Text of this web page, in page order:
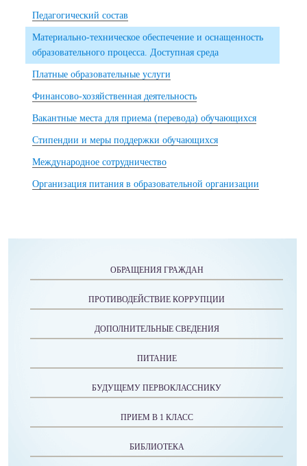
Педагогический состав
Материально-техническое обеспечение и оснащенность
образовательного процесса. Доступная среда
Платные образовательные услуги
Финансово-хозяйственная деятельность
Вакантные места для приема (перевода) обучающихся
Стипендии и меры поддержки обучающихся
Международное сотрудничество
Организация питания в образовательной организации
ОБРАЩЕНИЯ ГРАЖДАН
ПРОТИВОДЕЙСТВИЕ КОРРУПЦИИ
ДОПОЛНИТЕЛЬНЫЕ СВЕДЕНИЯ
ПИТАНИЕ
БУДУЩЕМУ ПЕРВОКЛАССНИКУ
ПРИЕМ В 1 КЛАСС
БИБЛИОТЕКА